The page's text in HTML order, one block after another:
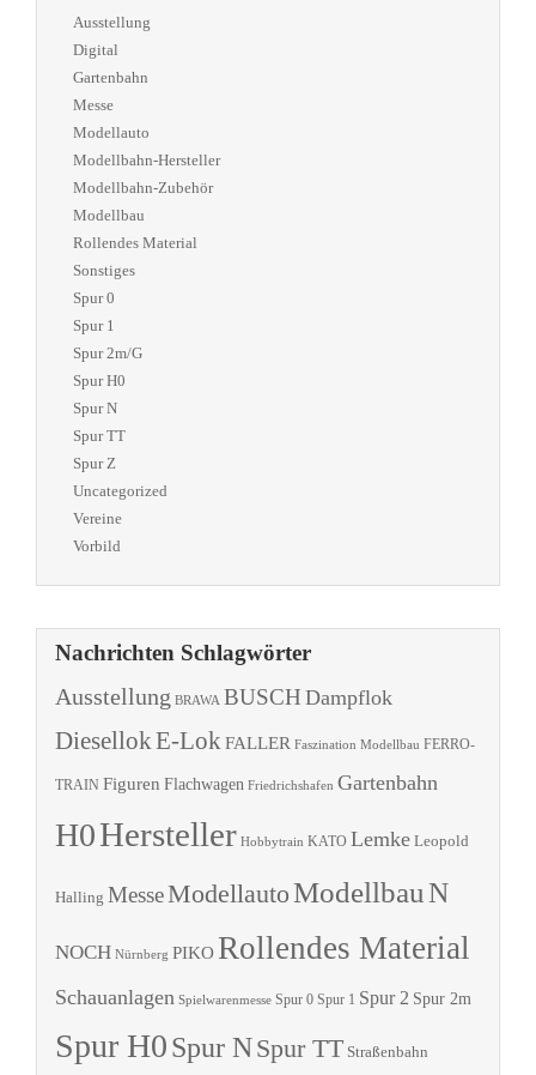
Ausstellung
Digital
Gartenbahn
Messe
Modellauto
Modellbahn-Hersteller
Modellbahn-Zubehör
Modellbau
Rollendes Material
Sonstiges
Spur 0
Spur 1
Spur 2m/G
Spur H0
Spur N
Spur TT
Spur Z
Uncategorized
Vereine
Vorbild
Nachrichten Schlagwörter
Ausstellung BRAWA BUSCH Dampflok
DiesellokE-LokFALLER Faszination Modellbau FERRO-
TRAIN Figuren Flachwagen Friedrichshafen Gartenbahn
H0Hersteller Hobbytrain KATO Lemke Leopold
Halling MesseModellautoModellbauN
NOCH Nürnberg PIKO Rollendes Material
Schauanlagen Spielwarenmesse Spur 0 Spur 1 Spur 2 Spur 2m
Spur H0Spur NSpur TT Straßenbahn